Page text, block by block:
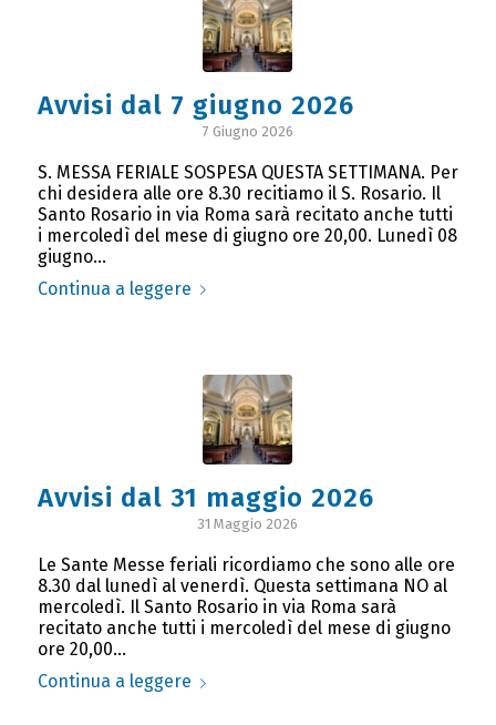
Avvisi dal 7 giugno 2026
7 Giugno 2026
S. MESSA FERIALE SOSPESA QUESTA SETTIMANA. Per
chi desidera alle ore 8.30 recitiamo il S. Rosario. Il
Santo Rosario in via Roma sarà recitato anche tutti
i mercoledì del mese di giugno ore 20,00. Lunedì 08
giugno…
Continua a leggere
Avvisi dal 31 maggio 2026
31 Maggio 2026
Le Sante Messe feriali ricordiamo che sono alle ore
8.30 dal lunedì al venerdì. Questa settimana NO al
mercoledì. Il Santo Rosario in via Roma sarà
recitato anche tutti i mercoledì del mese di giugno
ore 20,00…
Continua a leggere